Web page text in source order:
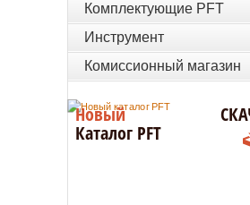
Комплектующие PFT
Инструмент
Комиссионный магазин
Новый
Каталог PFT